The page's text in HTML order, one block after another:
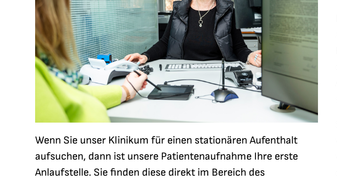
Wenn Sie unser Klinikum für einen stationären Aufenthalt
aufsuchen, dann ist unsere Patientenaufnahme Ihre erste
Anlaufstelle. Sie finden diese direkt im Bereich des